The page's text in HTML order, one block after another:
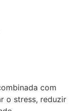
com
o stress, reduzir